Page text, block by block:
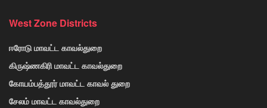
West Zone Districts
ஈரோடு மாவட்ட காவல்துறை
கிருஷ்ணகிரி மாவட்ட காவல்துறை
கோயம்பத்தூர் மாவட்ட காவல் துறை
சேலம் மாவட்ட காவல்துறை